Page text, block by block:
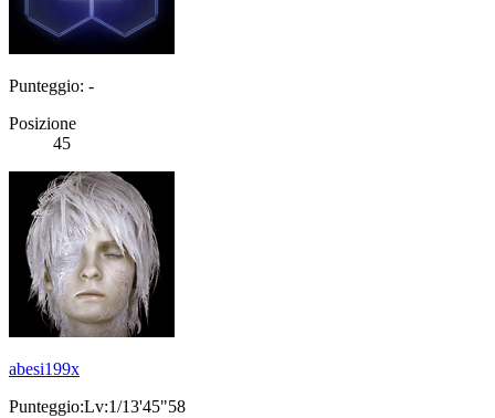
Punteggio: -
Posizione
45
abesi199x
Punteggio:Lv:1/13'45"58